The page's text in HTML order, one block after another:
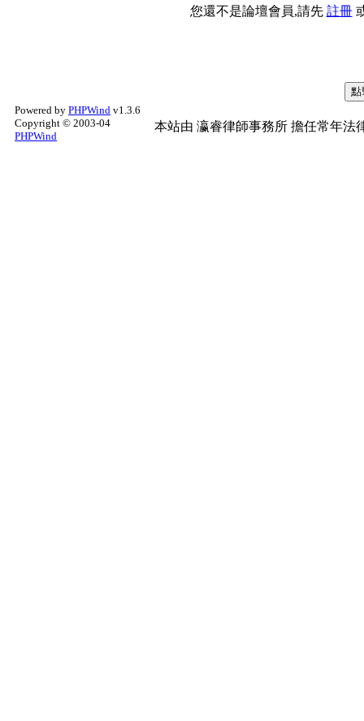
您還不是論壇會員,請先 註冊
Powered by PHPWind v1.3.6
Copyright © 2003-04
PHPWind
本站由 瀛睿律師事務所 擔任常年法